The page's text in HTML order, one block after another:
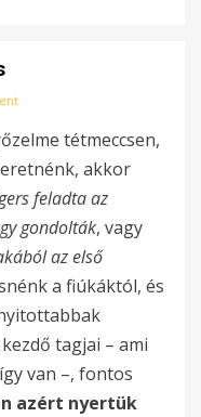
tétmeccsen,
akkor
feladta az
gondolták, vagy
az első
a fiúkáktól, és
tagjai – ami
van –, fontos
azért nyertük